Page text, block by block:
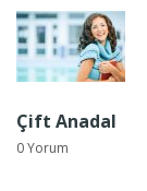
Çift Anadal
0 Yorum